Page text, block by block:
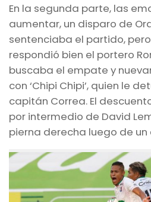
En la segunda parte, las
aumentar, un disparo de
sentenciaba el partido,
respondió bien el portero
buscaba el empate y
con ‘Chipi Chipi’, quien le
capitán Correa. El
por intermedio de David
pierna derecha luego de